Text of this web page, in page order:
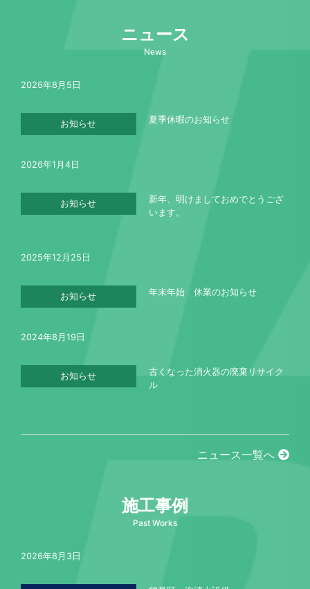
ニュース
News
2026年8月5日
お知らせ 夏季休暇のお知らせ
2026年1月4日
お知らせ
新年、明けましておめでとうござ
います。
2025年12月25日
お知らせ 年末年始 休業のお知らせ
2024年8月19日
お知らせ
古くなった消火器の廃棄リサイク
ル
ニュース一覧へ
施工事例
Past Works
2026年8月3日